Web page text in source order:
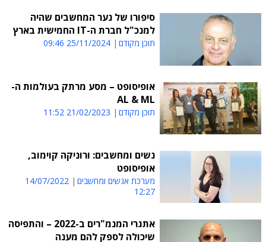
סיפורו של נער המחשבים שהיה
למנכ"ל חברת ה-IT החמישית בארץ
תוכן מקודם 25/11/2024 09:46
אופיסופט – מסע מרתק בעולמות ה-
AL & ML
תוכן מקודם 21/02/2023 11:52
נשים ומחשבים: ורוניקה קוימוב,
אופיסופט
מערכת אנשים ומחשבים
14/07/2022
12:27
אתגרי המנמ"רים ב-2022 – והתפיסה
שיכולה לספק להם מענה